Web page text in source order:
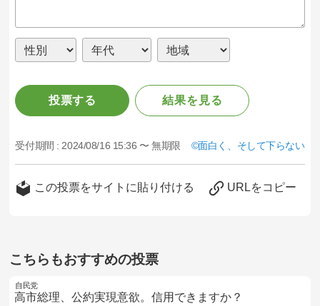
投票する 結果を見る
受付期間 : 2024/08/16 15:36 〜 無期限 面白く、そして下らない
この投票をサイトに貼り付ける URLをコピー
こちらもおすすめの投票
自民党
高市総理、公約実現意欲。信用できますか？